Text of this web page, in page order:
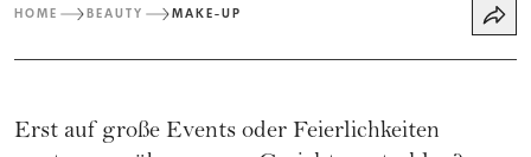
HOME BEAUTY MAKE-UP
Erst auf große Events oder Feierlichkeiten